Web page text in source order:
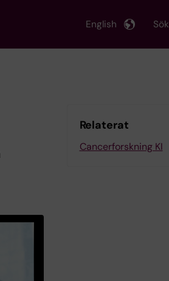
Sök
English
Relaterat
Cancerforskning KI